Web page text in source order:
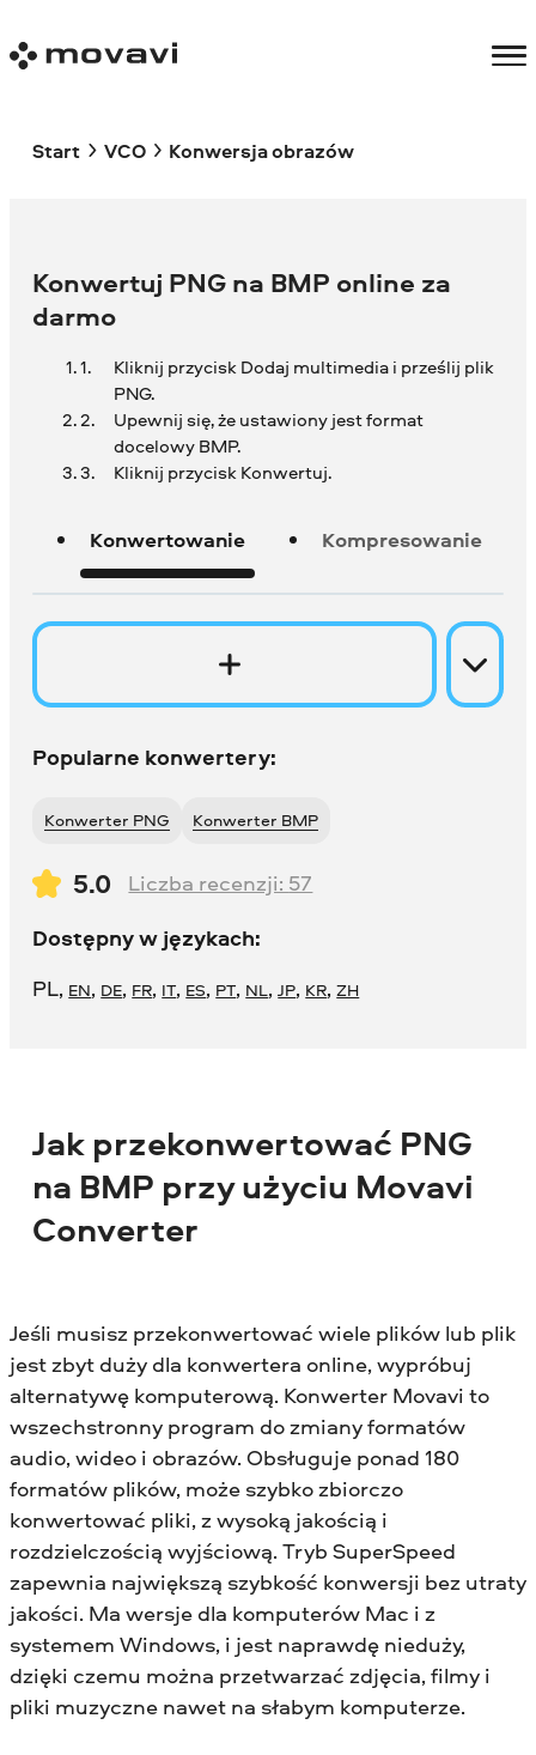
Start VCO Konwersja obrazów
Konwertuj PNG na BMP online za
darmo
Kliknij przycisk Dodaj multimedia i prześlij plik
PNG.
Upewnij się, że ustawiony jest format
docelowy BMP.
Kliknij przycisk Konwertuj.
Konwertowanie Kompresowanie
Popularne konwertery:
Konwerter PNG Konwerter BMP
5.0 Liczba recenzji: 57
Dostępny w językach:
PL, EN, DE, FR, IT, ES, PT, NL,JP, KR,ZH
Jak przekonwertować PNG
na BMP przy użyciu Movavi
Converter
Jeśli musisz przekonwertować wiele plików lub plik
jest zbyt duży dla konwertera online, wypróbuj
alternatywę komputerową. Konwerter Movavi to
wszechstronny program do zmiany formatów
audio, wideo i obrazów. Obsługuje ponad 180
formatów plików, może szybko zbiorczo
konwertować pliki, z wysoką jakością i
rozdzielczością wyjściową. Tryb SuperSpeed
zapewnia największą szybkość konwersji bez utraty
jakości. Ma wersje dla komputerów Mac i z
systemem Windows, i jest naprawdę nieduży,
dzięki czemu można przetwarzać zdjęcia, filmy i
pliki muzyczne nawet na słabym komputerze.